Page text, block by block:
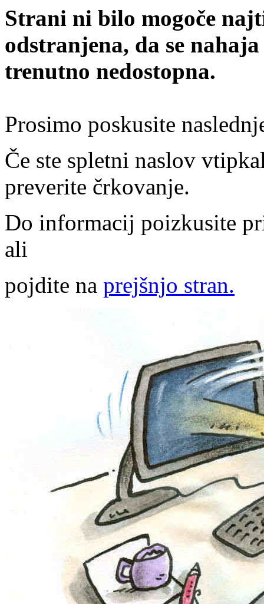
Strani ni bilo mogoče
odstranjena, da se
trenutno nedostopna.
Prosimo poskusite
Če ste spletni naslov
preverite črkovanje.
Do informacij poizkusite
ali
pojdite na prejšnjo stran.